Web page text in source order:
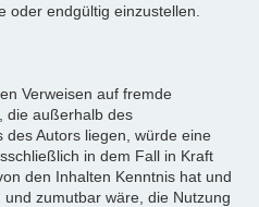
oder endgültig einzustellen.
Verweisen auf fremde
die außerhalb des
des Autors liegen, würde eine
in dem Fall in Kraft
den Inhalten Kenntnis hat und
zumutbar wäre, die Nutzung